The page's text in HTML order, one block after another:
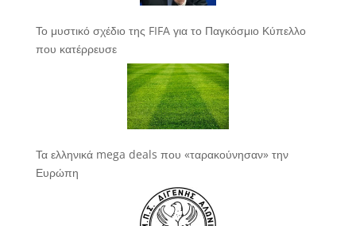
Το μυστικό σχέδιο της FIFA για το Παγκόσμιο Κύπελλο
που κατέρρευσε
Τα ελληνικά mega deals που «ταρακούνησαν» την
Ευρώπη